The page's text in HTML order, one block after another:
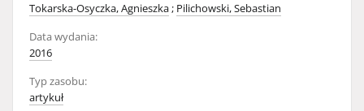
Tokarska-Osyczka, Agnieszka; Pilichowski, Sebastian
Data wydania:
2016
Typ zasobu:
artykuł